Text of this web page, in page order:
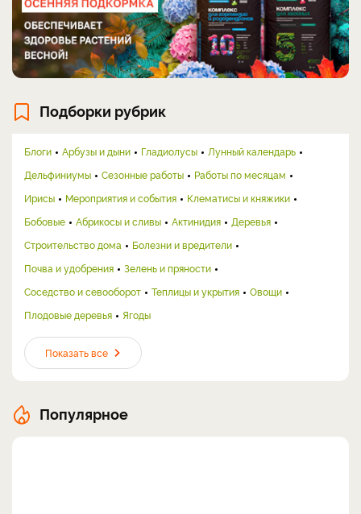
Подборки рубрик
Блоги Арбузы и дыни Гладиолусы
Лунный календарь
Дельфиниумы
Сезонные работы
Работы по месяцам
Ирисы
Мероприятия и события
Клематисы и княжики
Бобовые
Абрикосы и сливы Актинидия
Деревья
Строительство дома
Болезни и вредители
Почва и удобрения
Зелень и пряности
Соседство и севооборот
Теплицы и укрытия
Овощи
Плодовые деревья
Ягоды
Показать все
Популярное